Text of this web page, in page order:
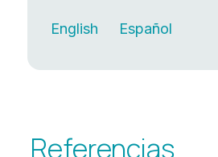
English Español
Referencias